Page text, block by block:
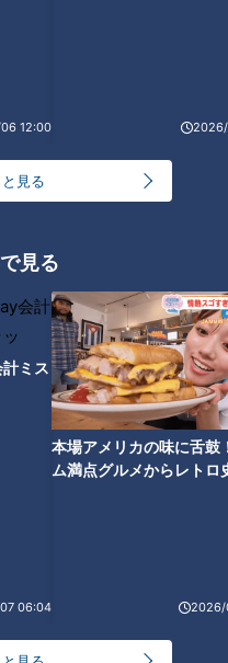
12:00
見る
見る
ミス
06:04
本場アメリカの味に舌鼓
ム満点グルメからレトロ
2026/